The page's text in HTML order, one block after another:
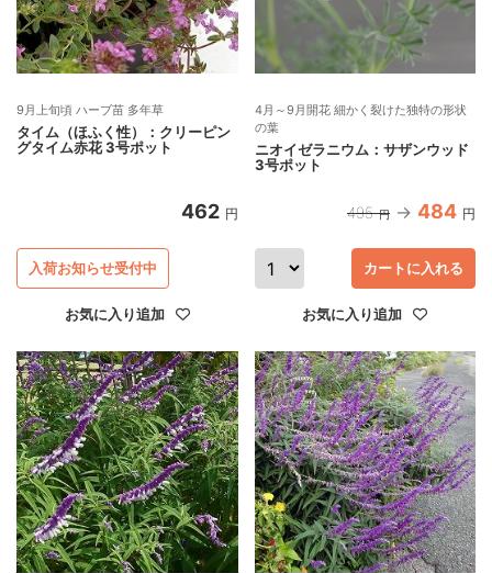
9月上旬頃 ハーブ苗 多年草
タイム（ほふく性）：クリーピン
グタイム赤花 3号ポット
462 円
お気に入り追加
入荷お知らせ受付中
4月～9月開花 細かく裂けた独特の形状
の葉
ニオイゼラニウム：サザンウッド
3号ポット
495 円 484 円
カートに入れる
お気に入り追加